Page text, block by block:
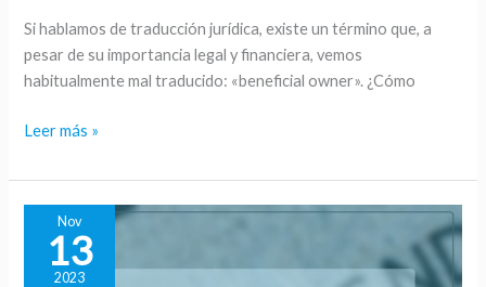
Si hablamos de traducción jurídica, existe un término que, a
pesar de su importancia legal y financiera, vemos
habitualmente mal traducido: «beneficial owner». ¿Cómo
la
traducción
jurídica
español
Leer más »
Nov
13
2023